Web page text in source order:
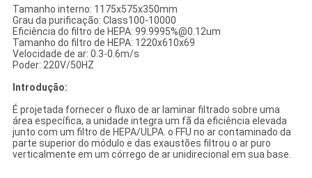
Tamanho interno: 1175x575x350mm
Grau da purificação: Class100-10000
Eficiência do filtro de HEPA: 99.9995%@0.12um
Tamanho do filtro de HEPA: 1220x610x69
Velocidade de ar: 0.3-0.6m/s
Poder: 220V/50HZ
Introdução:
É projetada fornecer o fluxo de ar laminar filtrado sobre uma
área específica, a unidade integra um fã da eficiência elevada
junto com um filtro de HEPA/ULPA. o FFU no ar contaminado da
parte superior do módulo e das exaustões filtrou o ar puro
verticalmente em um córrego de ar unidirecional em sua base.